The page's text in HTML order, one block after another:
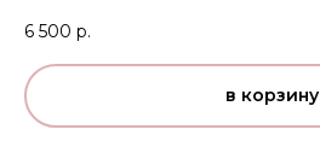
6 500 р.
в корзину